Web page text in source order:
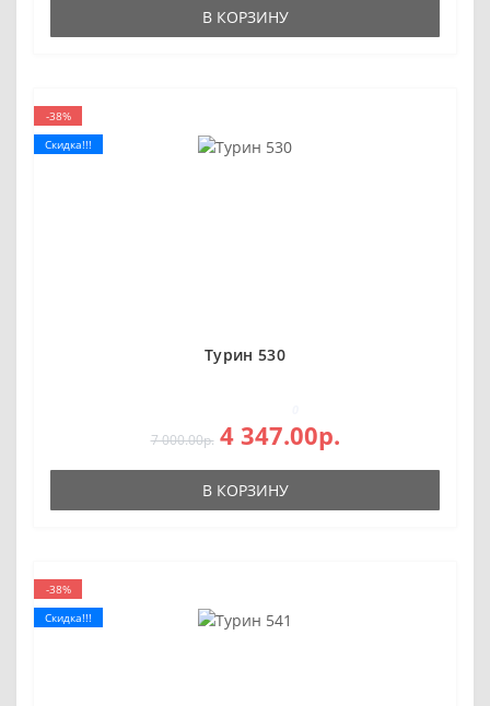
В КОРЗИНУ
-38%
Скидка!!!
Турин 530
7 000.00р. 4 347.00р.
В КОРЗИНУ
-38%
Скидка!!!